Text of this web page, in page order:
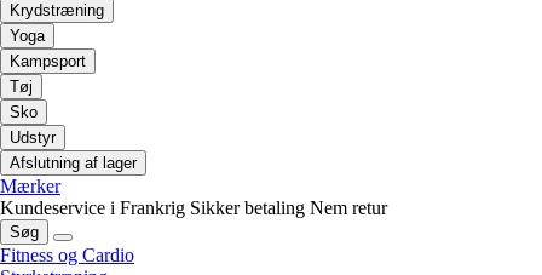
Krydstræning
Yoga
Kampsport
Tøj
Sko
Udstyr
Afslutning af lager
Mærker
Kundeservice i Frankrig Sikker betaling Nem retur
Søg
Fitness og Cardio